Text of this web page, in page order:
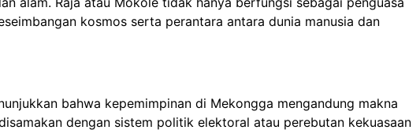
kosmos serta perantara antara dunia manusia dan
bahwa kepemimpinan di Mekongga mengandung makna
dengan sistem politik elektoral atau perebutan kekuasaan